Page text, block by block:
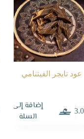
عود تايجر الفيتنامي
إضافة إلى
السلة